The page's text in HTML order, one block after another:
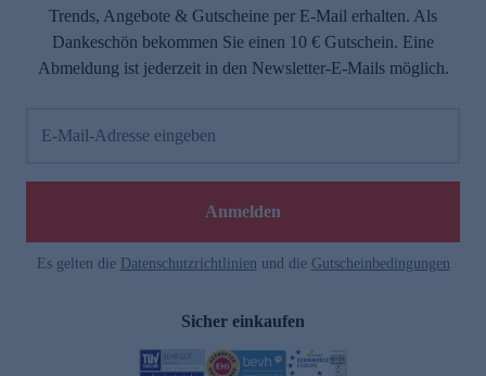
Trends, Angebote & Gutscheine per E-Mail erhalten. Als
Dankeschön bekommen Sie einen 10 € Gutschein. Eine
Abmeldung ist jederzeit in den Newsletter-E-Mails möglich.
E-Mail-Adresse eingeben
Anmelden
Es gelten die Datenschutzrichtlinien und die Gutscheinbedingungen
Sicher einkaufen